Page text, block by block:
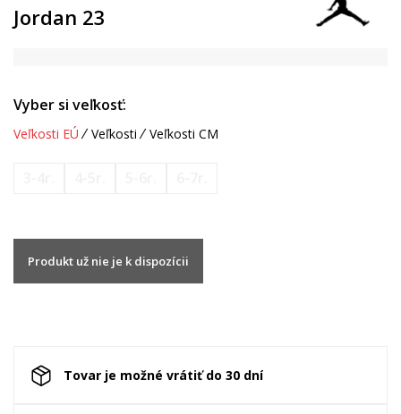
Jordan 23
Vyber si veľkosť:
Veľkosti EÚ Veľkosti Veľkosti CM
Produkt už nie je k dispozícii
Tovar je možné vrátiť do 30 dní